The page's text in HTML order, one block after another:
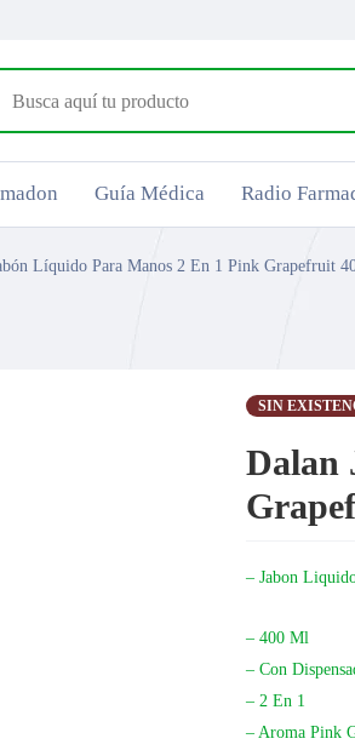
Guía Médica Radio
Líquido Para Manos 2 En 1 Pink Grapefruit
SIN
Dalan
– Jabon
– 400 Ml
– Con
– 2 En 1
– Aroma Pink